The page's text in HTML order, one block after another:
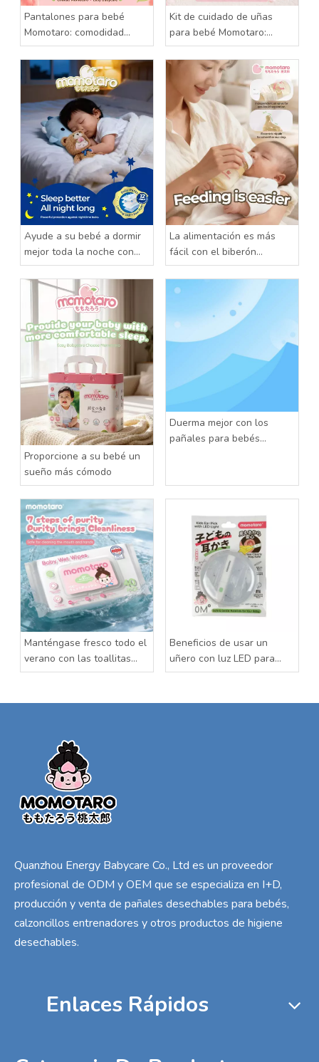
Pantalones para bebé
Momotaro: comodidad
suave para cada pequeña
aventura
Kit de cuidado de uñas
para bebé Momotaro:
cuidado suave para dedos
pequeños
Ayude a su bebé a dormir
mejor toda la noche con
los pantalones para bebé
Momotaro
La alimentación es más
fácil con el biberón
Momotaro
Proporcione a su bebé un
sueño más cómodo
Duerma mejor con los
pañales para bebés
Manténgase fresco todo el
verano con las toallitas
húmedas para bebés
Beneficios de usar un
uñero con luz LED para
bebés
Quanzhou Energy Babycare Co., Ltd es un proveedor
profesional de ODM y OEM que se especializa en I+D,
producción y venta de pañales desechables para bebés,
calzoncillos entrenadores y otros productos de higiene
desechables.
Enlaces Rápidos